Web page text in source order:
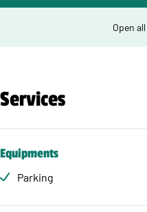
Open
Services
Equipments
Parking